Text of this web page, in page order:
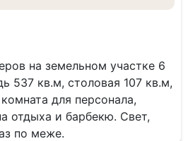
на земельном участке 6
537 кв.м, столовая 107 кв.м,
для персонала,
отдыха и барбекю. Свет,
по меже.